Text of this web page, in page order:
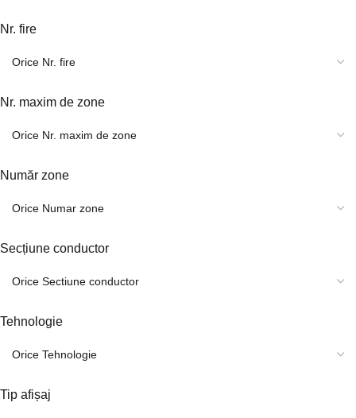
Nr. fire
Nr. maxim de zone
Număr zone
Secțiune conductor
Tehnologie
Tip afișaj